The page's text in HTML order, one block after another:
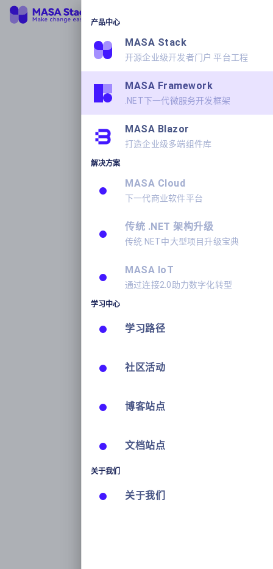
产品中心
MASA Stack
开源企业级开发者门户 平台工程
MASA Framework
.NET下一代微服务开发框架
MASA Blazor
打造企业级多端组件库
解决方案
MASA Cloud
下一代商业软件平台
传统 .NET 架构升级
传统.NET中大型项目升级宝典
MASA IoT
通过连接2.0助力数字化转型
学习中心
学习路径
社区活动
博客站点
文档站点
关于我们
关于我们